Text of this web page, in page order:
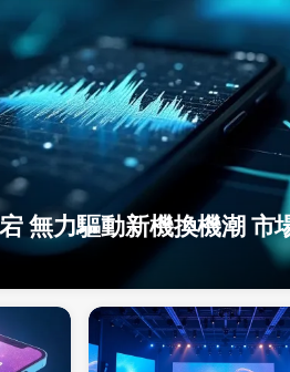
無力驅動新機換機潮 市